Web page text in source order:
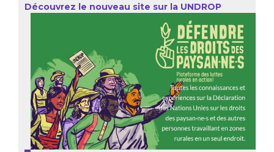
Découvrez le nouveau site sur la UNDROP